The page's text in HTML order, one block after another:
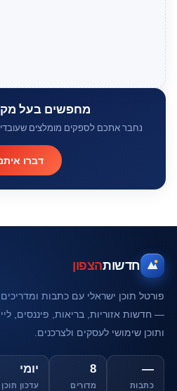
מחפשים בעל
נחבר אתכם לספקים מומלצים
דברו
חדשותהצפון
פורטל תוכן ישראלי עם כתבות
— חדשות אזוריות, בריאות, פיננסים,
ותוכן שימושי לעסקים ולצרכנים.
—
כתבות
8
מדורים
יומי
עדכון תוכן